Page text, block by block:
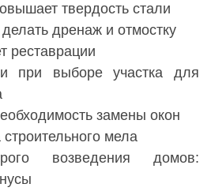
твердость стали
дренаж и отмостку
реставрации
при выборе участка для
замены окон
мела
возведения домов: